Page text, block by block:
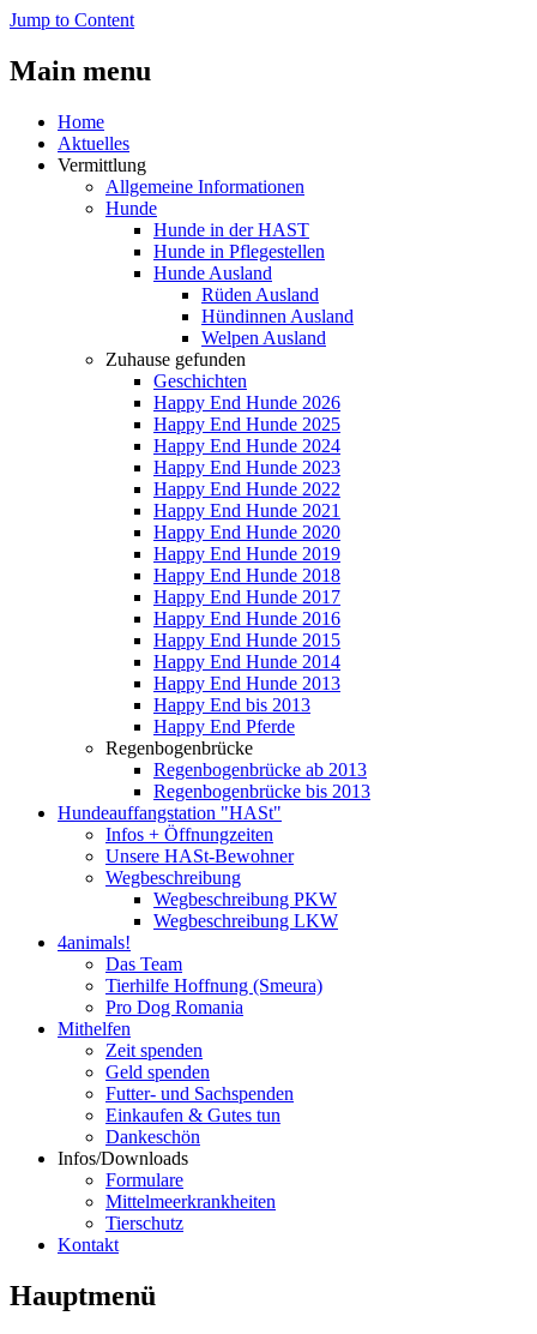
Jump to Content
Main menu
Home
Aktuelles
Vermittlung
Allgemeine Informationen
Hunde
Hunde in der HAST
Hunde in Pflegestellen
Hunde Ausland
Rüden Ausland
Hündinnen Ausland
Welpen Ausland
Zuhause gefunden
Geschichten
Happy End Hunde 2026
Happy End Hunde 2025
Happy End Hunde 2024
Happy End Hunde 2023
Happy End Hunde 2022
Happy End Hunde 2021
Happy End Hunde 2020
Happy End Hunde 2019
Happy End Hunde 2018
Happy End Hunde 2017
Happy End Hunde 2016
Happy End Hunde 2015
Happy End Hunde 2014
Happy End Hunde 2013
Happy End bis 2013
Happy End Pferde
Regenbogenbrücke
Regenbogenbrücke ab 2013
Regenbogenbrücke bis 2013
Hundeauffangstation "HASt"
Infos + Öffnungzeiten
Unsere HASt-Bewohner
Wegbeschreibung
Wegbeschreibung PKW
Wegbeschreibung LKW
4animals!
Das Team
Tierhilfe Hoffnung (Smeura)
Pro Dog Romania
Mithelfen
Zeit spenden
Geld spenden
Futter- und Sachspenden
Einkaufen & Gutes tun
Dankeschön
Infos/Downloads
Formulare
Mittelmeerkrankheiten
Tierschutz
Kontakt
Hauptmenü